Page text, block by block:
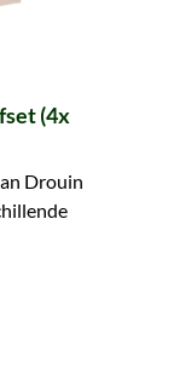
(4x
Drouin